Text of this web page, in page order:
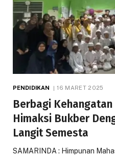
PENDIDIKAN 16 MARET 2025
Berbagi
Himaksi Bukber
Langit Semesta
SAMARINDA : Himpunan